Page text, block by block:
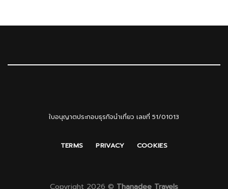
ใบอนุญาตประกอบธุรกิจนำเที่ยว เลขที่ 51/01013
TERMS PRIVACY COOKIES
Copyright 2026 © Thanadee Travels